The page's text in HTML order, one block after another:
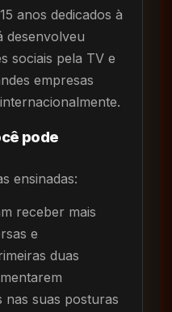
anos dedicados à
desenvolveu
sociais pela TV e
empresas
pode
ensinadas:
receber mais
e
duas
nas suas posturas